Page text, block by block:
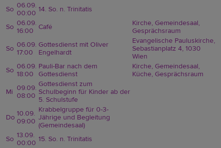
So 06.09.
00:00 14. So. n. Trinitatis
So 06.09.
16:00
Café
Kirche, Gemeindesaal,
Gesprächsraum
So 06.09.
17:00
Gottesdienst mit Oliver
Engelhardt
Evangelische Pauluskirche,
Sebastianplatz 4, 1030
Wien
So 06.09.
18:00
Pauli-Bar nach dem
Gottesdienst
Kirche, Gemeindesaal,
Küche, Gesprächsraum
Mi 09.09.
08:00
Gottesdienst zum
Schulbeginn für Kinder ab der
5. Schulstufe
Do 10.09.
09:00
Krabbelgruppe für 0-3-
Jährige und Begleitung
(Gemeindesaal)
So 13.09.
00:00 15. So. n. Trinitatis